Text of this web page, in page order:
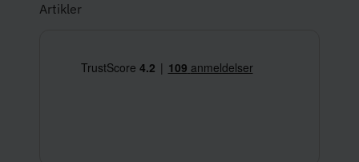
Artikler